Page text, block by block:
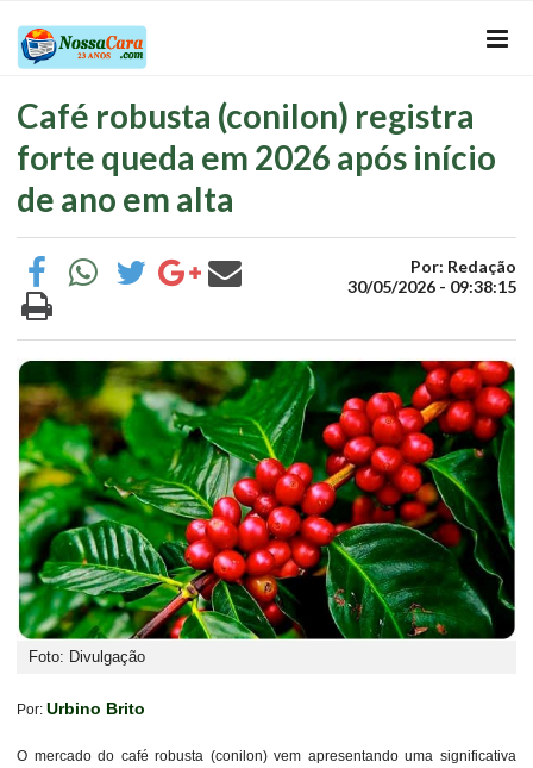
Café robusta (conilon) registra
forte queda em 2026 após início
de ano em alta
Por: Redação
30/05/2026 - 09:38:15
Foto: Divulgação
Por: Urbino Brito
O mercado do café robusta (conilon) vem apresentando uma significativa